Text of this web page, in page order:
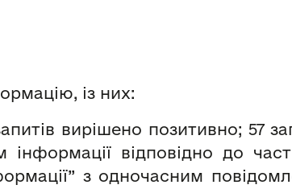
із них:
вирішено позитивно; 57
відповідно до
з одночасним